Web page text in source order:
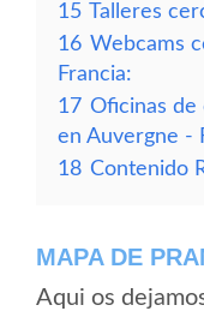
15 Talleres
16 Webcams
Francia:
17 Oficinas de
en Auvergne -
18 Contenido
MAPA DE
Aqui os